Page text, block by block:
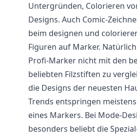
Untergründen, Colorieren
Designs. Auch Comic-
beim designen und
Figuren auf Marker.
Profi-Marker nicht mit den
beliebten Filzstiften zu
die Designs der neuesten
Trends entspringen
eines Markers. Bei Mode-
besonders beliebt die